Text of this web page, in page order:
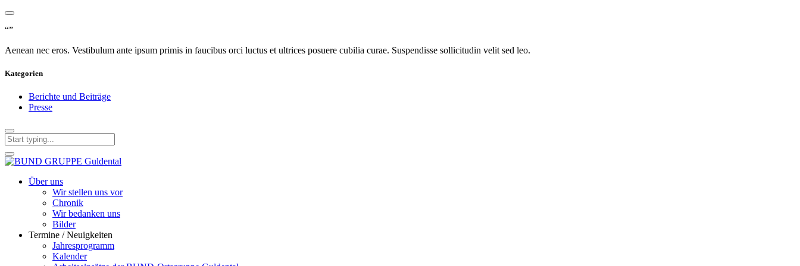
“”
Aenean nec eros. Vestibulum ante ipsum primis in faucibus orci luctus et ultrices posuere cubilia curae. Suspendisse sollicitudin velit sed leo.
Kategorien
Berichte und Beiträge
Presse
Über uns
Wir stellen uns vor
Chronik
Wir bedanken uns
Bilder
Termine / Neuigkeiten
Jahresprogramm
Kalender